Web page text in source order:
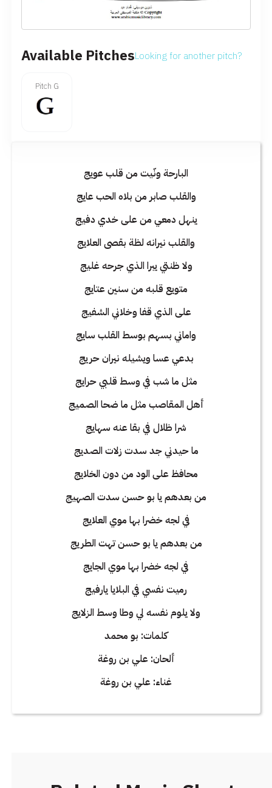
Available PitchesLooking for another pitch?
Pitch G
البارحة ونّيت من قلب عويج
والقلب صابر من بلاه الحب عايج
ينهل دمعي من على خدي دفيج
والقلب نيرانه لظة بقصى العلايج
ولا ظنتي يبرا الذي جرحه غليج
متويع قلبه من سنين عتايج
على الذي قفا وخلاني الشفيج
واماني بسهم بوسط القلب سايج
بدعي عسا ويشيله نيران حريج
مثل ما شب في وسط قلبي حرايج
أهل المقاصب مثل ما ضحا الصميج
شرا ظلال في بقا عنه سهايج
ما حيدني جد سدت زلات الصديج
محافظ على الود من دون الخلايج
من بعدهم يا بو حسن سدت الصهيج
في لجه خضرا بها موي العلايج
من بعدهم يا بو حسن تهت الطريج
في لجه خضرا بها موي الجايج
رميت نفسي في البلايا يارفيج
ولا يلوم نفسه لي وطا وسط الزلايج
كلمات: بو محمد
ألحان: علي بن روغة
غناء: علي بن روغة